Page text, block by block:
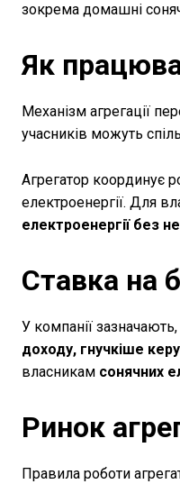
зокрема домашні
Як
Механізм агрегації
учасників можуть
Агрегатор координує
електроенергії. Для
електроенергії без
Ставка на
У компанії
доходу, гнучкіше
власникам сонячних
Ринок
Правила роботи